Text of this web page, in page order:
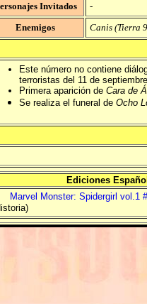
Invitados
-
Enemigos
Canis (Tierra
Este número no contiene
terroristas del 11 de
Primera aparición de Cara de
Se realiza el funeral de Ocho
Ediciones
Marvel Monster: Spidergirl vol.1